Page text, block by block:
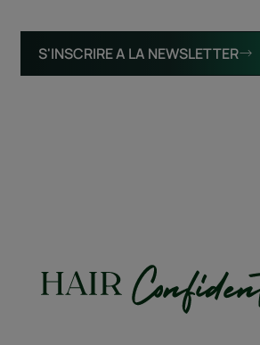
S'INSCRIRE A LA NEWSLETTER